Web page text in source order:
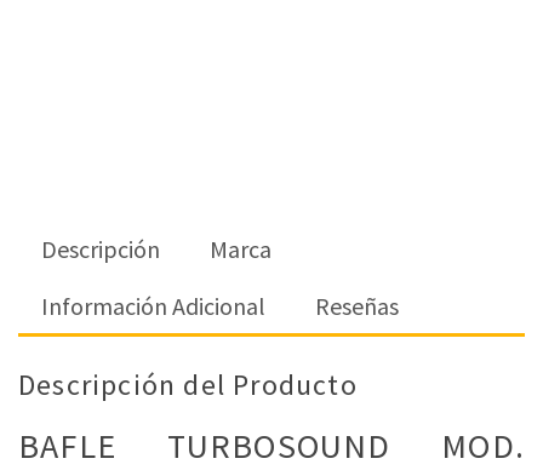
Descripción
Marca
Información Adicional
Reseñas
Descripción del Producto
BAFLE TURBOSOUND MOD.